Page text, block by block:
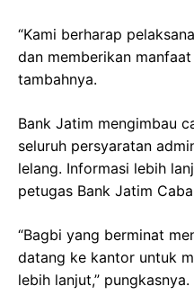
“Kami berharap
dan memberikan
tambahnya.
Bank Jatim mengimbau
seluruh persyaratan
lelang. Informasi lebih
petugas Bank Jatim
“Bagbi yang berminat
datang ke kantor untuk
lebih lanjut,”